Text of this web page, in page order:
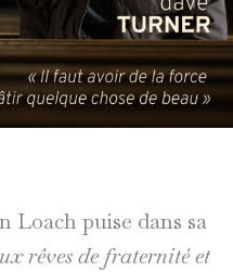
Loach puise dans sa
rêves de fraternité et